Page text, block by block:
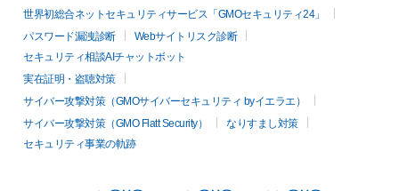
世界初総合ネットセキュリティサービス「GMOセキュリティ24」
パスワード漏洩診断
Webサイトリスク診断
セキュリティ相談AIチャットボット
実在証明・盗聴対策
サイバー攻撃対策（GMOサイバーセキュリティ byイエラエ）
サイバー攻撃対策（GMO Flatt Security）
なりすまし対策
セキュリティ事業の軌跡